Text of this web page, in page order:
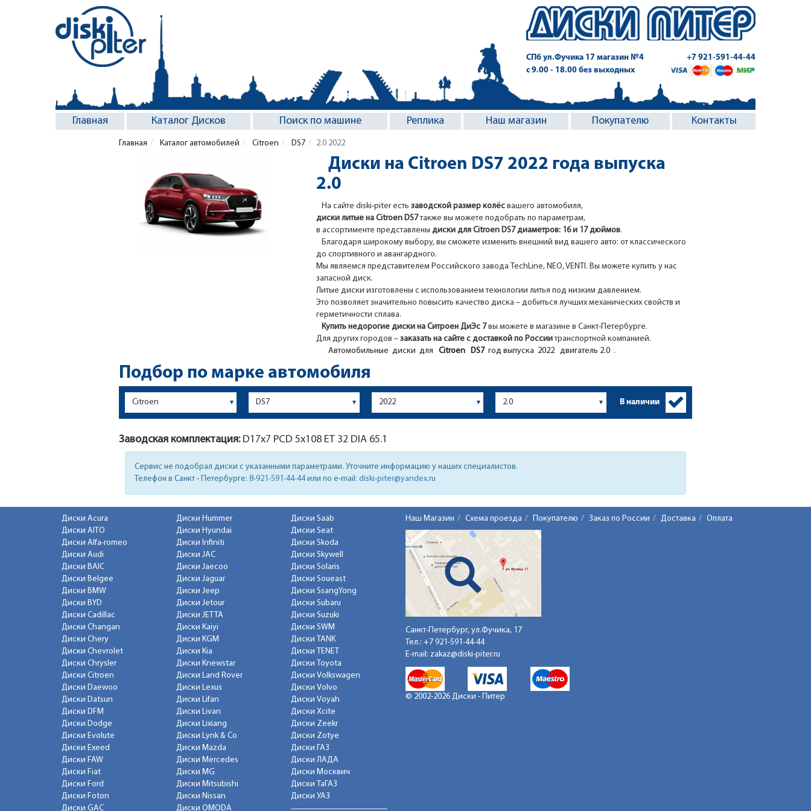
СПб ул.Фучика 17магазин №4
+7 921-591-44-44
с 9.00 - 18.00 без выходных
Главная Каталог Дисков Поиск по машине Реплика Наш магазин Покупателю Контакты
Главная Каталог автомобилей Citroen DS7 2.0 2022
Диски на Citroen DS7 2022 года выпуска
2.0
На сайте diski-piter есть заводской размер колёсвашего автомобиля,
диски литые на Citroen DS7также вы можете подобрать по параметрам,
в ассортименте представлены диски для Citroen DS7 диаметров: 16 и 17 дюймов.
Благодаря широкому выбору, вы сможете изменить внешний вид вашего авто: от классического
до спортивного и авангардного.
Мы являемся представителем Российского завода TechLine, NEO, VENTI. Вы можете купить у нас
запасной диск.
Литые диски изготовлены с использованием технологии литья под низким давлением.
Это позволяет значительно повысить качество диска – добиться лучших механических свойств и
герметичности сплава.
Купить недорогие диски на Ситроен ДиЭс 7вы можете в магазине в Санкт-Петербурге.
Для других городов – заказать на сайте с доставкой по Россиитранспортной компанией.
Автомобильные диски для
Citroen DS7год выпуска 2022 двигатель 2.0 .
Подбор по марке автомобиля
В наличии
Заводская комплектация: D17x7 PCD 5x108 ET 32 DIA 65.1
Сервис не подобрал диски с указанными параметрами. Уточните информацию у наших специалистов.
Телефон в Санкт - Петербурге: 8-921-591-44-44или по e-mail: diski-piter@yandex.ru
Диски Acura
Диски AITO
Диски Alfa-romeo
Диски Audi
Диски BAIC
Диски Belgee
Диски BMW
Диски BYD
Диски Cadillac
Диски Changan
Диски Chery
Диски Chevrolet
Диски Chrysler
Диски Citroen
Диски Daewoo
Диски Datsun
Диски DFM
Диски Dodge
Диски Evolute
Диски Exeed
Диски FAW
Диски Fiat
Диски Ford
Диски Foton
Диски GAC
Диски Hummer
Диски Hyundai
Диски Infiniti
Диски JAC
Диски Jaecoo
Диски Jaguar
Диски Jeep
Диски Jetour
Диски JETTA
Диски Kaiyi
Диски KGM
Диски Kia
Диски Knewstar
Диски Land Rover
Диски Lexus
Диски Lifan
Диски Livan
Диски Lixiang
Диски Lynk & Co
Диски Mazda
Диски Mercedes
Диски MG
Диски Mitsubishi
Диски Nissan
Диски OMODA
Диски Saab
Диски Seat
Диски Skoda
Диски Skywell
Диски Solaris
Диски Soueast
Диски SsangYong
Диски Subaru
Диски Suzuki
Диски SWM
Диски TANK
Диски TENET
Диски Toyota
Диски Volkswagen
Диски Volvo
Диски Voyah
Диски Xcite
Диски Zeekr
Диски Zotye
Диски ГАЗ
Диски ЛАДА
Диски Москвич
Диски ТаГАЗ
Диски УАЗ
Наш Магазин Схема проезда Покупателю Заказ по России Доставка Оплата
Санкт-Петербург, ул.Фучика, 17
Тел.: +7 921-591-44-44
E-mail: zakaz@diski-piter.ru
© 2002-2026 Диски - Питер